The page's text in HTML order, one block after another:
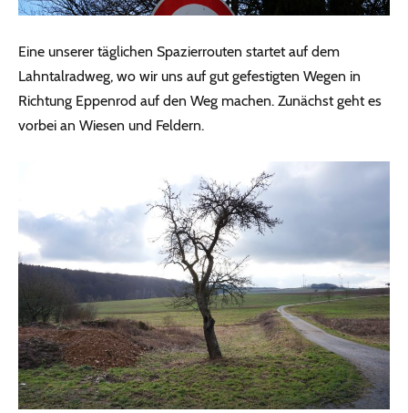
Eine unserer täglichen Spazierrouten startet auf dem
Lahntalradweg, wo wir uns auf gut gefestigten Wegen in
Richtung Eppenrod auf den Weg machen. Zunächst geht es
vorbei an Wiesen und Feldern.